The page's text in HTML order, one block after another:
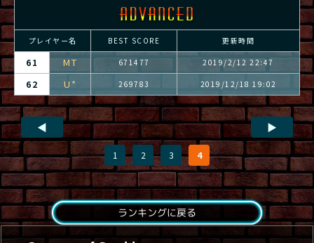
プレイヤー名 BEST SCORE 更新時間
61 MT 671477 2019/2/12 22:47
62 U* 269783 2019/12/18 19:02
◀
1 2 3 4
▶
ランキングに戻る